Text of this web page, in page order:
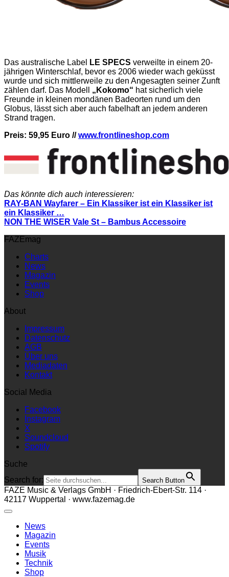
Das australische Label LE SPECS verweilte in einem 20-
jährigen Winterschlaf, bevor es 2006 wieder wach geküsst
wurde und sich mittlerweile zu den Angesagten seiner Zunft
zählen darf. Das Modell „Kokomo“ hat sicherlich viele
Freunde in kleinen mondänen Badeorten rund um den
Globus, lässt sich aber auch fabelhaft an jedem anderen
Strand tragen.
Preis: 59,95 Euro //www.frontlineshop.com
Das könnte dich auch interessieren:
RAY-BAN Wayfarer – Ein Klassiker ist ein Klassiker ist
ein Klassiker …
NON THE WISER Vale St – Bambus Accessoire
FAZEmag
Charts
News
Magazin
Events
Shop
About
Impressum
Datenschutz
AGB
Über uns
Mediadaten
Kontakt
Social Media
Facebook
Instagram
X
Soundcloud
Spotify
Suche
Search for:
Search Button
FAZE Music & Verlags GmbH · Friedrich-Ebert-Str. 114 ·
42117 Wuppertal · www.fazemag.de
News
Magazin
Events
Musik
Technik
Shop